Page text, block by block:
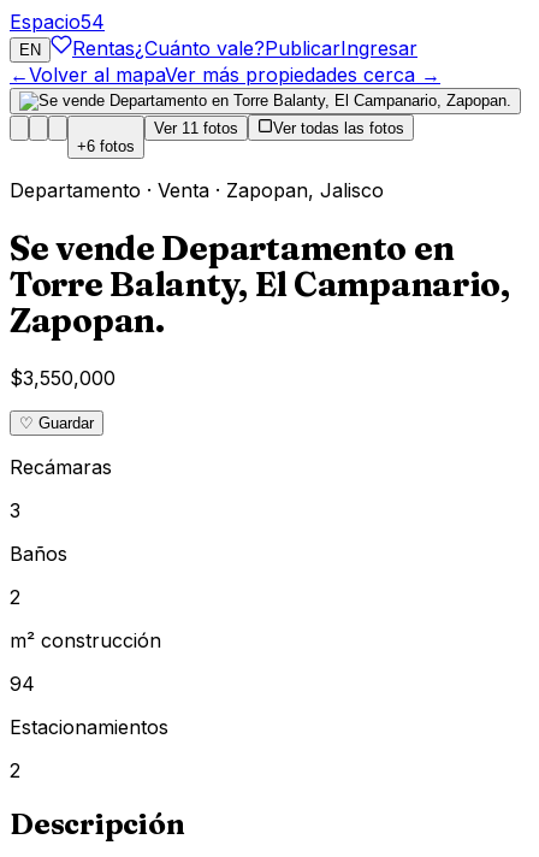
Espacio54
EN Rentas¿Cuánto vale?PublicarIngresar
←Volver al mapaVer más propiedades cerca →
+6 fotos
Ver 11 fotos Ver todas las fotos
Departamento · Venta · Zapopan, Jalisco
Se vende Departamento en
Torre Balanty, El Campanario,
Zapopan.
$3,550,000
♡ Guardar
Recámaras
3
Baños
2
m² construcción
94
Estacionamientos
2
Descripción